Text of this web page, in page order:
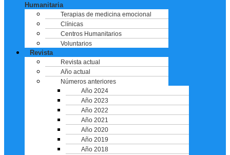
Humanitaria
Terapias de medicina emocional
Clínicas
Centros Humanitarios
Voluntarios
Revista
Revista actual
Año actual
Números anteriores
Año 2024
Año 2023
Año 2022
Año 2021
Año 2020
Año 2019
Año 2018